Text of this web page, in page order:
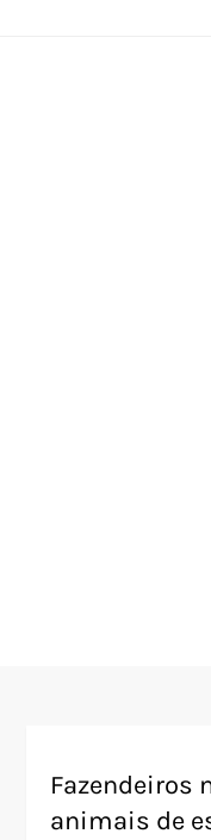
Fazendeiros
animais de